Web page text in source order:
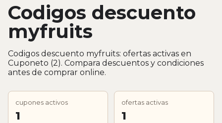
Codigos descuento
myfruits
Codigos descuento myfruits: ofertas activas en
Cuponeto (2). Compara descuentos y condiciones
antes de comprar online.
cupones activos
1
ofertas activas
1